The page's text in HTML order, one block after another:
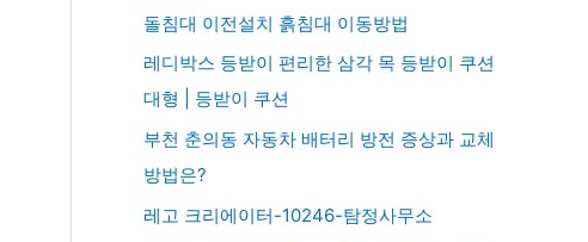
돌침대 이전설치 흙침대 이동방법
레디박스 등받이 편리한 삼각 목 등받이 쿠션
대형 | 등받이 쿠션
부천 춘의동 자동차 배터리 방전 증상과 교체
방법은?
레고 크리에이터-10246-탐정사무소